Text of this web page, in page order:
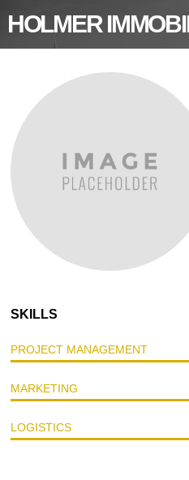
HOLMER
SKILLS
PROJECT MANAGEMENT
MARKETING
LOGISTICS